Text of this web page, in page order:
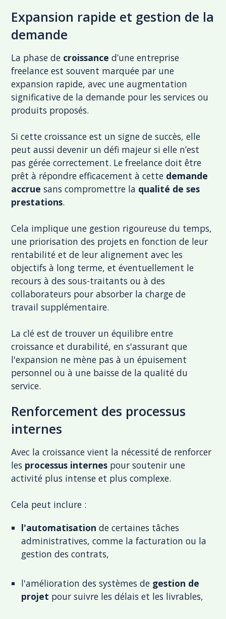
Expansion rapide et gestion de la
demande
La phase de croissance d’une entreprise
freelance est souvent marquée par une
expansion rapide, avec une augmentation
significative de la demande pour les services ou
produits proposés.
Si cette croissance est un signe de succès, elle
peut aussi devenir un défi majeur si elle n’est
pas gérée correctement. Le freelance doit être
prêt à répondre efficacement à cette demande
accrue sans compromettre la qualité de ses
prestations.
Cela implique une gestion rigoureuse du temps,
une priorisation des projets en fonction de leur
rentabilité et de leur alignement avec les
objectifs à long terme, et éventuellement le
recours à des sous-traitants ou à des
collaborateurs pour absorber la charge de
travail supplémentaire.
La clé est de trouver un équilibre entre
croissance et durabilité, en s'assurant que
l'expansion ne mène pas à un épuisement
personnel ou à une baisse de la qualité du
service.
Renforcement des processus
internes
Avec la croissance vient la nécessité de renforcer
les processus internes pour soutenir une
activité plus intense et plus complexe.
Cela peut inclure :
l'automatisation de certaines tâches
administratives, comme la facturation ou la
gestion des contrats,
l'amélioration des systèmes de gestion de
projet pour suivre les délais et les livrables,